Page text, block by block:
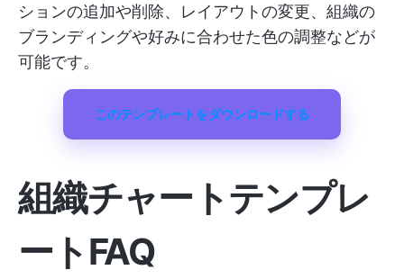
ションの追加や削除、レイアウトの変更、組織の
ブランディングや好みに合わせた色の調整などが
可能です。
このテンプレートをダウンロードする
組織チャートテンプレ
ートFAQ